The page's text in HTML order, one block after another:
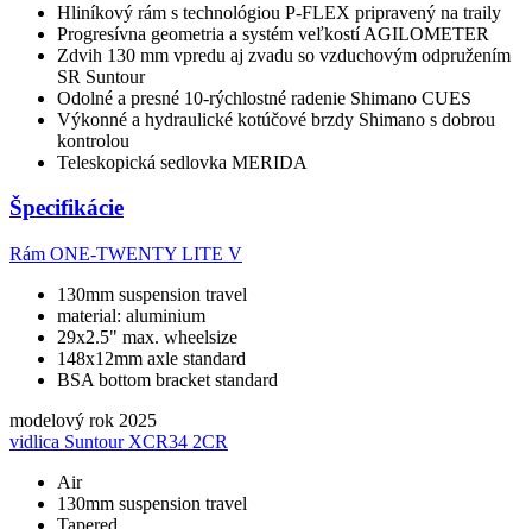
Hliníkový rám s technológiou P-FLEX pripravený na traily
Progresívna geometria a systém veľkostí AGILOMETER
Zdvih 130 mm vpredu aj zvadu so vzduchovým odpružením
SR Suntour
Odolné a presné 10-rýchlostné radenie Shimano CUES
Výkonné a hydraulické kotúčové brzdy Shimano s dobrou
kontrolou
Teleskopická sedlovka MERIDA
Špecifikácie
Rám ONE-TWENTY LITE V
130mm suspension travel
material: aluminium
29x2.5" max. wheelsize
148x12mm axle standard
BSA bottom bracket standard
modelový rok 2025
vidlica Suntour XCR34 2CR
Air
130mm suspension travel